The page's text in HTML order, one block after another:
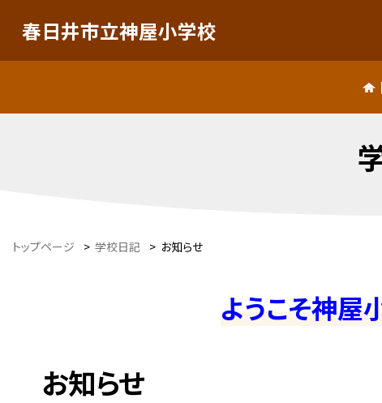
春日井市立神屋小学校
トップページ > 学校日記 > お知らせ
ようこそ神屋
お知らせ